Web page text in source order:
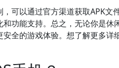
可以通过官方渠道获取APK文
功能支持。总之，无论你是休
全的游戏体验。想了解更多详